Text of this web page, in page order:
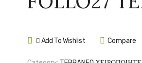
Add To Wishlist Compare